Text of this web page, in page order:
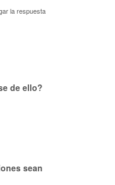
la respuesta
de ello?
sean